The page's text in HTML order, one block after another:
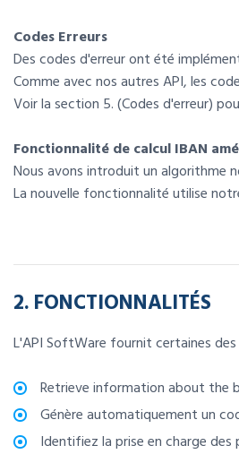
Codes Erreurs
Des codes d'erreur ont été
Comme avec nos autres API, les
Voir la section 5. (Codes d'erreur)
Fonctionnalité de calcul IBAN
Nous avons introduit un algorithme
La nouvelle fonctionnalité utilise
2. FONCTIONNALITÉS
L'API SoftWare fournit certaines
Retrieve information about the
Génère automatiquement un
Identifiez la prise en charge